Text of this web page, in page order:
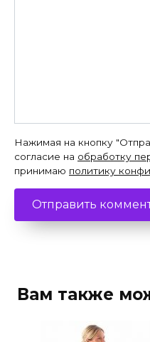
Нажимая на кнопку
согласие на обработку
принимаю политику
Вам также